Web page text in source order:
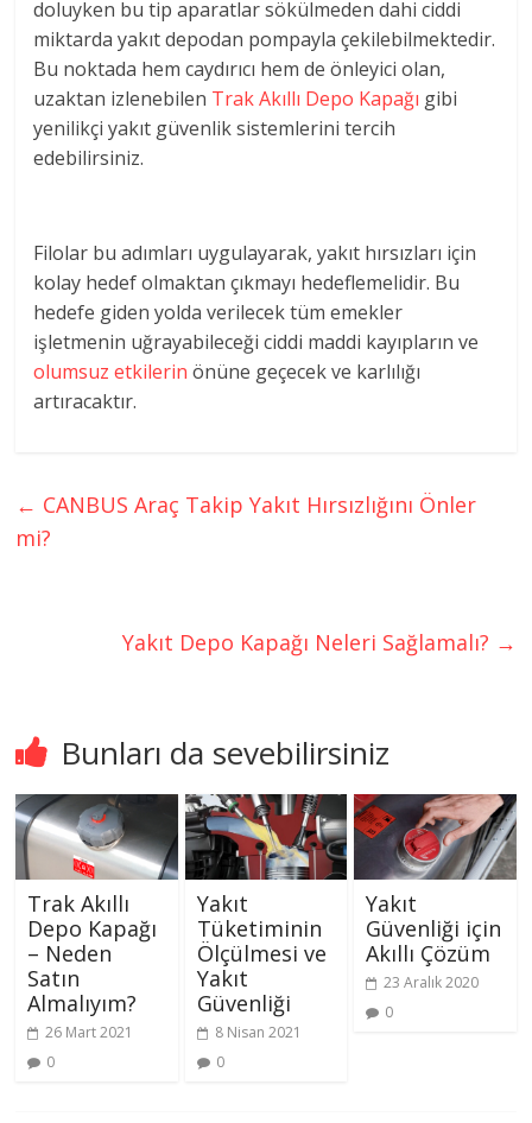
doluyken bu tip aparatlar sökülmeden dahi ciddi
miktarda yakıt depodan pompayla çekilebilmektedir.
Bu noktada hem caydırıcı hem de önleyici olan,
uzaktan izlenebilen Trak Akıllı Depo Kapağı gibi
yenilikçi yakıt güvenlik sistemlerini tercih
edebilirsiniz.
Filolar bu adımları uygulayarak, yakıt hırsızları için
kolay hedef olmaktan çıkmayı hedeflemelidir. Bu
hedefe giden yolda verilecek tüm emekler
işletmenin uğrayabileceği ciddi maddi kayıpların ve
olumsuz etkilerin önüne geçecek ve karlılığı
artıracaktır.
← CANBUS Araç Takip Yakıt Hırsızlığını Önler
mi?
Yakıt Depo Kapağı Neleri Sağlamalı? →
Bunları da sevebilirsiniz
Trak Akıllı
Depo Kapağı
– Neden
Satın
Almalıyım?
26 Mart 2021
0
Yakıt
Tüketiminin
Ölçülmesi ve
Yakıt
Güvenliği
8 Nisan 2021
0
Yakıt
Güvenliği için
Akıllı Çözüm
23 Aralık 2020
0